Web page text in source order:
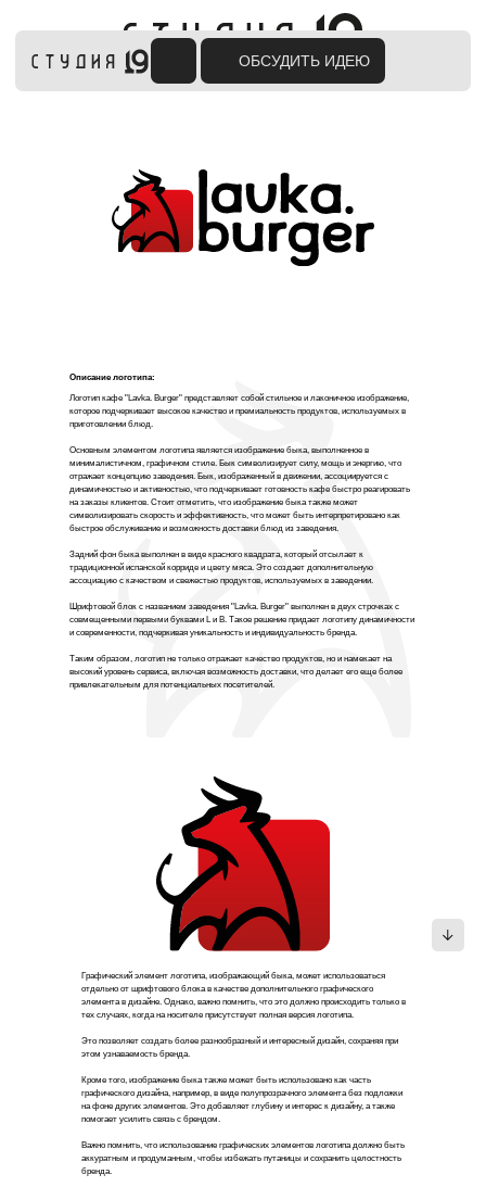
ОБСУДИТЬ ИДЕЮ
Логотип кафе "Lavka. Burger" представляет собой стильное и лаконичное изображение,
которое подчеркивает высокое качество и премиальность продуктов, используемых в
приготовлении блюд.
Основным элементом логотипа является изображение быка, выполненное в
минималистичном, графичном стиле. Бык символизирует силу, мощь и энергию, что
отражает концепцию заведения. Бык, изображенный в движении, ассоциируется с
динамичностью и активностью, что подчеркивает готовность кафе быстро реагировать
на заказы клиентов. Стоит отметить, что изображение быка также может
символизировать скорость и эффективность, что может быть интерпретировано как
быстрое обслуживание и возможность доставки блюд из заведения.
Задний фон быка выполнен в виде красного квадрата, который отсылает к
традиционной испанской корриде и цвету мяса. Это создает дополнительную
ассоциацию с качеством и свежестью продуктов, используемых в заведении.
Шрифтовой блок с названием заведения "Lavka. Burger" выполнен в двух строчках с
совмещенными первыми буквами L и B. Такое решение придает логотипу динамичности
и современности, подчеркивая уникальность и индивидуальность бренда.
Таким образом, логотип не только отражает качество продуктов, но и намекает на
высокий уровень сервиса, включая возможность доставки, что делает его еще более
привлекательным для потенциальных посетителей.
Описание логотипа:
Графический элемент логотипа, изображающий быка, может использоваться
отдельно от шрифтового блока в качестве дополнительного графического
элемента в дизайне. Однако, важно помнить, что это должно происходить только в
тех случаях, когда на носителе присутствует полная версия логотипа.
Это позволяет создать более разнообразный и интересный дизайн, сохраняя при
этом узнаваемость бренда.
Кроме того, изображение быка также может быть использовано как часть
графического дизайна, например, в виде полупрозрачного элемента без подложки
на фоне других элементов. Это добавляет глубину и интерес к дизайну, а также
помогает усилить связь с брендом.
Важно помнить, что использование графических элементов логотипа должно быть
аккуратным и продуманным, чтобы избежать путаницы и сохранить целостность
бренда.